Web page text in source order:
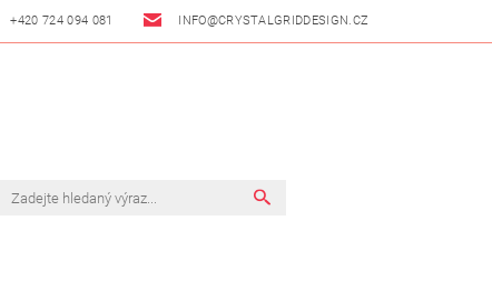
+420 724 094 081 INFO@CRYSTALGRIDDESIGN.CZ